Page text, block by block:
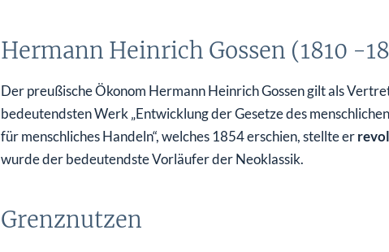
Hermann Heinrich Gossen (1810 -
Der preußische Ökonom Hermann Heinrich Gossen gilt als
bedeutendsten Werk „Entwicklung der Gesetze des
für menschliches Handeln“, welches 1854 erschien, stellte er
wurde der bedeutendste Vorläufer der Neoklassik.
Grenznutzen